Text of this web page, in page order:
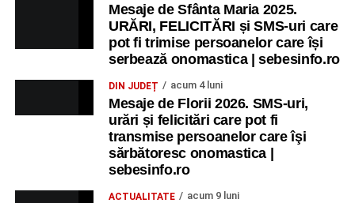
Mesaje de Sfânta Maria 2025.
URĂRI, FELICITĂRI și SMS-uri care
pot fi trimise persoanelor care își
serbează onomastica | sebesinfo.ro
DIN JUDEȚ acum 4 luni
Mesaje de Florii 2026. SMS-uri,
urări și felicitări care pot fi
transmise persoanelor care îşi
sărbătoresc onomastica |
sebesinfo.ro
ACTUALITATE acum 9 luni